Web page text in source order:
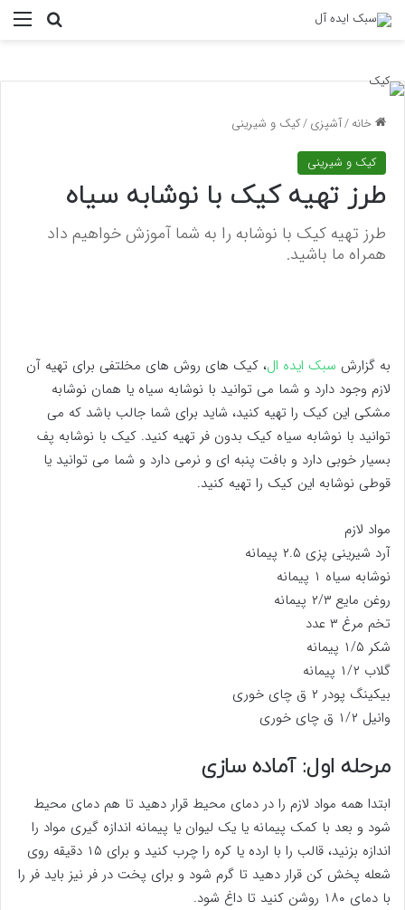
خانه/آشپزی/کیک و شیرینی
کیک و شیرینی
طرز تهیه کیک با نوشابه سیاه
طرز تهیه کیک با نوشابه را به شما آموزش خواهیم داد
همراه ما باشید.
به گزارش سبک ایده ال، کیک های روش های مخلتفی برای تهیه آن
لازم وجود دارد و شما می توانید با نوشابه سیاه یا همان نوشابه
مشکی این کیک را تهیه کنید، شاید برای شما جالب باشد که می
توانید با نوشابه سیاه کیک بدون فر تهیه کنید. کیک با نوشابه پف
بسیار خوبی دارد و بافت پنبه ای و نرمی دارد و شما می توانید یا
قوطی نوشابه این کیک را تهیه کنید.
مواد لازم
آرد شیرینی پزی ۲.۵ پیمانه
نوشابه سیاه ۱ پیمانه
روغن مایع ۲/۳ پیمانه
تخم مرغ ۳ عدد
شکر ۱/۵ پیمانه
گلاب ۱/۲ پیمانه
بیکینگ پودر ۲ ق چای خوری
وانیل ۱/۲ ق چای خوری
مرحله اول: آماده سازی
ابتدا همه مواد لازم را در دمای محیط قرار دهید تا هم دمای محیط
شود و بعد با کمک پیمانه یا یک لیوان یا پیمانه اندازه گیری مواد را
اندازه بزنید، قالب را با ارده یا کره را چرب کنید و برای ۱۵ دقیقه روی
شعله پخش کن قرار دهید تا گرم شود و برای پخت در فر نیز باید فر را
با دمای ۱۸۰ روشن کنید تا داغ شود.